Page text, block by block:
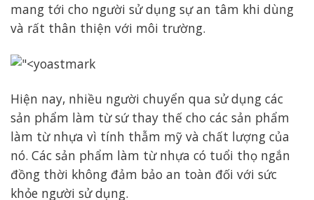
mang tới cho người sử dụng sự an tâm khi dùng
và rất thân thiện với môi trường.
Hiện nay, nhiều người chuyển qua sử dụng các
sản phẩm làm từ sứ thay thế cho các sản phẩm
làm từ nhựa vì tính thẫm mỹ và chất lượng của
nó. Các sản phẩm làm từ nhựa có tuổi thọ ngắn
đồng thời không đảm bảo an toàn đối với sức
khỏe người sử dụng.